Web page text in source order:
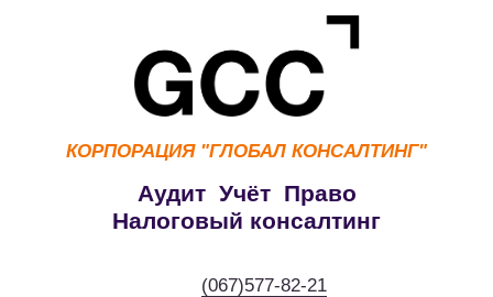
КОРПОРАЦИЯ "ГЛОБАЛ КОНСАЛТИНГ"
Аудит Учёт Право
Налоговый консалтинг
(067)577-82-21